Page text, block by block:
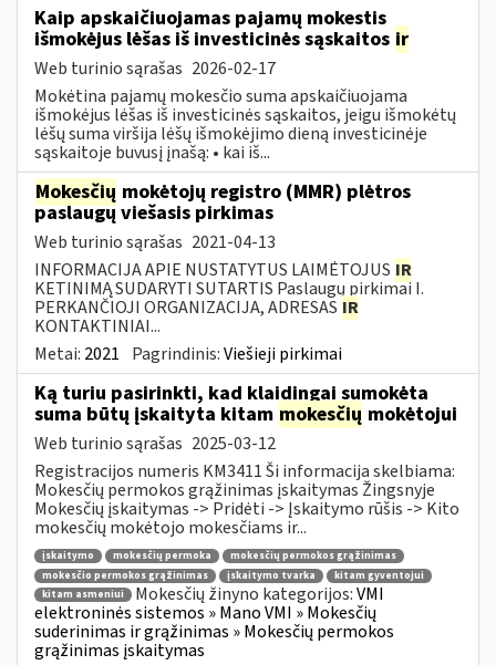
Kaip apskaičiuojamas pajamų mokestis
išmokėjus lėšas iš investicinės sąskaitos ir
Web turinio sąrašas 2026-02-17
Mokėtina pajamų mokesčio suma apskaičiuojama
išmokėjus lėšas iš investicinės sąskaitos, jeigu išmokėtų
lėšų suma viršija lėšų išmokėjimo dieną investicinėje
sąskaitoje buvusį įnašą: • kai iš...
Mokesčių mokėtojų registro (MMR) plėtros
paslaugų viešasis pirkimas
Web turinio sąrašas 2021-04-13
INFORMACIJA APIE NUSTATYTUS LAIMĖTOJUS IR
KETINIMĄ SUDARYTI SUTARTIS Paslaugų pirkimai I.
PERKANČIOJI ORGANIZACIJA, ADRESAS IR
KONTAKTINIAI...
Metai: 2021 Pagrindinis:Viešieji pirkimai
Ką turiu pasirinkti, kad klaidingai sumokėta
suma būtų įskaityta kitam mokesčių mokėtojui
Web turinio sąrašas 2025-03-12
Registracijos numeris KM3411 Ši informacija skelbiama:
Mokesčių permokos grąžinimas įskaitymas Žingsnyje
Mokesčių įskaitymas -> Pridėti -> Įskaitymo rūšis -> Kito
mokesčių mokėtojo mokesčiams ir...
įskaitymo mokesčių permoka
mokesčių permokos grąžinimas
mokesčio permokos grąžinimas
įskaitymo tvarka
kitam gyventojui
kitam asmeniui
Mokesčių žinyno kategorijos:VMI
elektroninės sistemos » Mano VMI » Mokesčių
suderinimas ir grąžinimas » Mokesčių permokos
grąžinimas įskaitymas